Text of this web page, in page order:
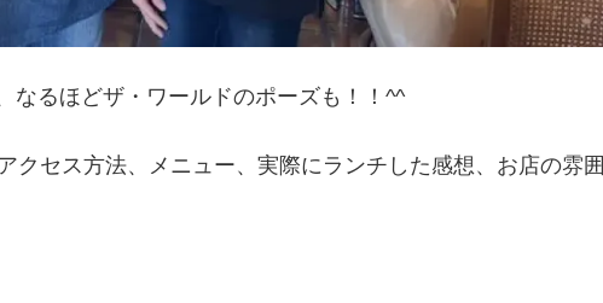
なるほどザ・ワールドのポーズも！！^^
クセス方法、メニュー、実際にランチした感想、お店の雰囲